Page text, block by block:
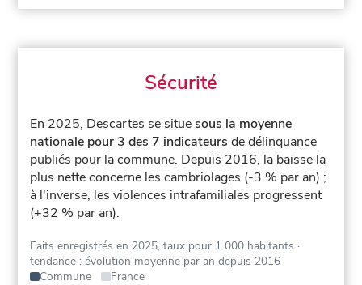
Sécurité
En 2025, Descartes se situesous la moyenne
nationale pour 3 des 7 indicateurs de délinquance
publiés pour la commune. Depuis 2016, la baisse la
plus nette concerne les cambriolages (-3 % par an) ;
à l'inverse, les violences intrafamiliales progressent
(+32 % par an).
Faits enregistrés en 2025, taux pour 1 000 habitants ·
tendance : évolution moyenne par an depuis 2016
Commune
France